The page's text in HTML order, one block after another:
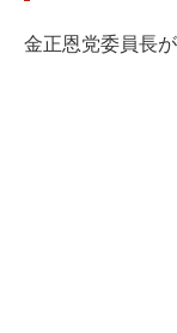
金正恩党委員長